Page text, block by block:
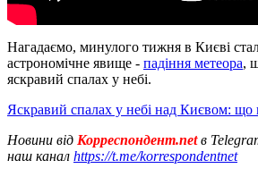
Нагадаємо, минулого тижня в Києві
астрономічне явище - падіння метеора,
яскравий спалах у небі.
Яскравий спалах у небі над Києвом: що
Новини від Корреспондент.netв
наш канал https://t.me/korrespondentnet